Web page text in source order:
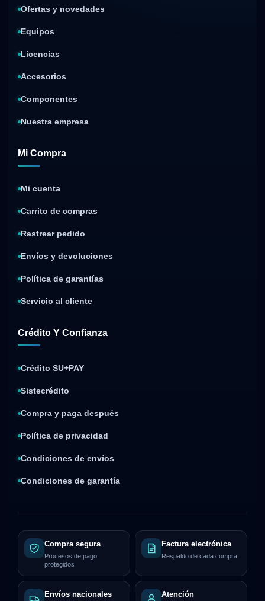
Ofertas y novedades
Equipos
Licencias
Accesorios
Componentes
Nuestra empresa
Mi Compra
Mi cuenta
Carrito de compras
Rastrear pedido
Envíos y devoluciones
Política de garantías
Servicio al cliente
Crédito Y Confianza
Crédito SU+PAY
Sistecrédito
Compra y paga después
Política de privacidad
Condiciones de envíos
Condiciones de garantía
Compra segura
Procesos de pago
protegidos
Factura electrónica
Respaldo de cada compra
Envíos nacionales Atención